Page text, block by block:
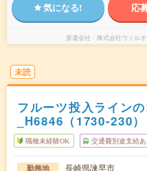
気になる! 応
派遣会社 株式会社ウィル
未読
フルーツ投入ライン
_H6846（1730-230）
職種未経験OK 交通費別途支給あ
勤務地 長崎県諫早市